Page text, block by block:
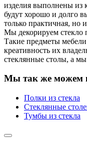
изделия выполнены из
будут хорошо и долго
только практичная, но
Мы декорируем стекло
Такие предметы
креативность их
стеклянные столы, а
Мы так же можем
Полки из стекла
Стеклянные
Тумбы из стекла